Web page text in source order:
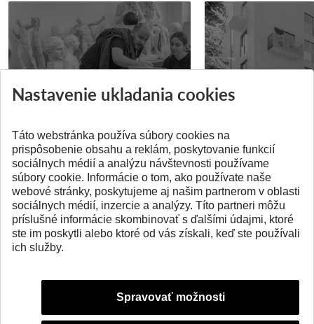
Pridané 14.07.2026 Pridané 03.07.2026
SPÄŤ NA VRCH
Nastavenie ukladania cookies
Táto webstránka používa súbory cookies na
prispôsobenie obsahu a reklám, poskytovanie funkcií
sociálnych médií a analýzu návštevnosti používame
súbory cookie. Informácie o tom, ako používate naše
webové stránky, poskytujeme aj našim partnerom v oblasti
sociálnych médií, inzercie a analýzy. Títo partneri môžu
príslušné informácie skombinovať s ďalšími údajmi, ktoré
ste im poskytli alebo ktoré od vás získali, keď ste používali
ich služby.
Spravovať možnosti